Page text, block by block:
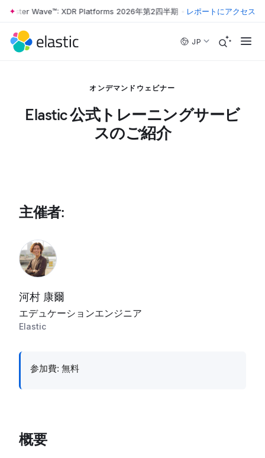
Skip to main content
Wave™: XDR Platforms 2026年第2四半期 • The Forrester
レポートにアクセス
JP
オンデマンドウェビナー
Elastic 公式トレーニングサービ
スのご紹介
主催者:
河村 康爾
エデュケーションエンジニア
Elastic
参加費: 無料
概要